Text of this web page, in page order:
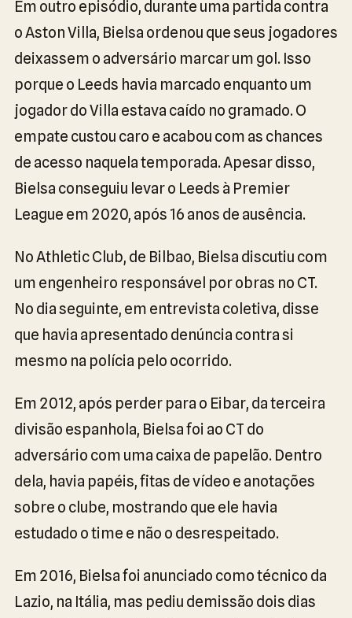
Em outro episódio, durante uma partida contra
o Aston Villa, Bielsa ordenou que seus jogadores
deixassem o adversário marcar um gol. Isso
porque o Leeds havia marcado enquanto um
jogador do Villa estava caído no gramado. O
empate custou caro e acabou com as chances
de acesso naquela temporada. Apesar disso,
Bielsa conseguiu levar o Leeds à Premier
League em 2020, após 16 anos de ausência.
No Athletic Club, de Bilbao, Bielsa discutiu com
um engenheiro responsável por obras no CT.
No dia seguinte, em entrevista coletiva, disse
que havia apresentado denúncia contra si
mesmo na polícia pelo ocorrido.
Em 2012, após perder para o Eibar, da terceira
divisão espanhola, Bielsa foi ao CT do
adversário com uma caixa de papelão. Dentro
dela, havia papéis, fitas de vídeo e anotações
sobre o clube, mostrando que ele havia
estudado o time e não o desrespeitado.
Em 2016, Bielsa foi anunciado como técnico da
Lazio, na Itália, mas pediu demissão dois dias